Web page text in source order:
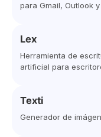
para Gmail, Outlook
Lex
Herramienta de
artificial para
Texti
Generador de